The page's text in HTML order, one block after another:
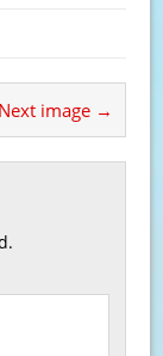
Next image →